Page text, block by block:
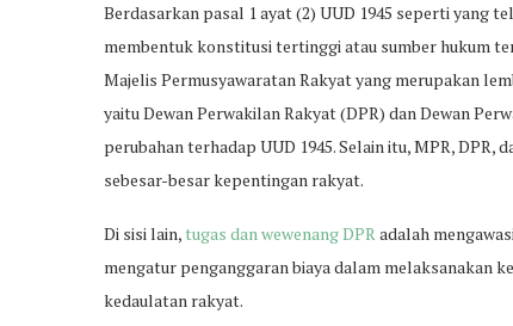
Berdasarkan pasal 1 ayat (2) UUD 1945 seperti yang
membentuk konstitusi tertinggi atau sumber hukum
Majelis Permusyawaratan Rakyat yang merupakan
yaitu Dewan Perwakilan Rakyat (DPR) dan Dewan
perubahan terhadap UUD 1945. Selain itu, MPR,
sebesar-besar kepentingan rakyat.
Di sisi lain,tugas dan wewenang DPRadalah
mengatur penganggaran biaya dalam melaksanakan
kedaulatan rakyat.